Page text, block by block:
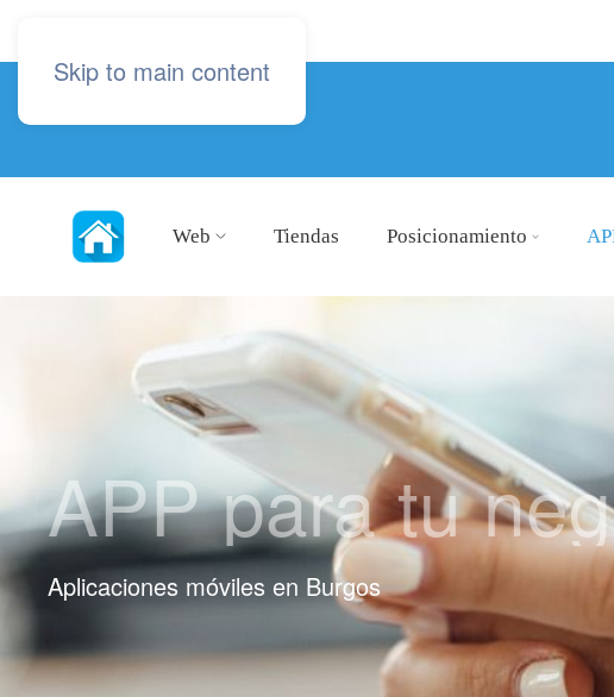
Skip to main content
Web Tiendas Posicionamiento
APP para tu
Aplicaciones móviles en Burgos